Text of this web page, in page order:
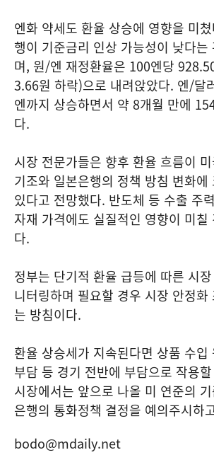
엔화 약세도 환율 상승에 영향을 미
행이 기준금리 인상 가능성이 낮다는
며, 원/엔 재정환율은 100엔당
3.66원 하락)으로 내려앉았다. 엔/달
엔까지 상승하면서 약 8개월 만에
다.
시장 전문가들은 향후 환율 흐름이
기조와 일본은행의 정책 방침 변화에
있다고 전망했다. 반도체 등 수출 주
자재 가격에도 실질적인 영향이 미칠
다.
정부는 단기적 환율 급등에 따른 시
니터링하며 필요할 경우 시장 안정화
는 방침이다.
환율 상승세가 지속된다면 상품 수입
부담 등 경기 전반에 부담으로 작용
시장에서는 앞으로 나올 미 연준의
은행의 통화정책 결정을 예의주시하
bodo@mdaily.net